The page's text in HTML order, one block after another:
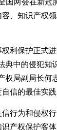
两会在新冠
、知识产权
利保护正式
典中的侵犯知
局副局长何
信的最佳实践
为和侵权行
产权保护客